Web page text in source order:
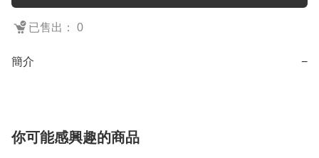
已售出： 0
簡介 −
你可能感興趣的商品